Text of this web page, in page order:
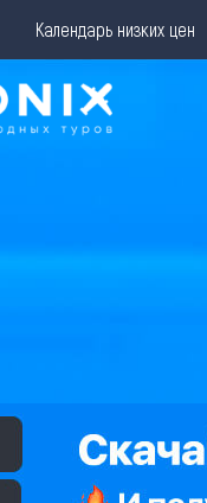
Календарь низких цен